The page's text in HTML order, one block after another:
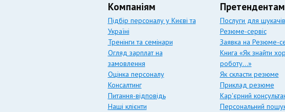
Компаніям
Підбір персоналу у Києві та
Україні
Тренінги та семінари
Огляд зарплат на
замовлення
Оцінка персоналу
Консалтинг
Питання-відповідь
Наші клієнти
Претендентам
Послуги для шукачів
Резюме-сервіс
Заявка на Резюме-
Книга «Як знайти
роботу…»
Як скласти резюме
Приклад резюме
Кар'єрний
Персональний